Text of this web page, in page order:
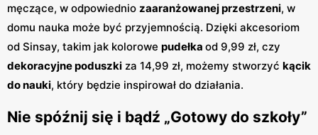
męczące, w odpowiednio zaaranżowanej przestrzeni, w
domu nauka może być przyjemnością. Dzięki akcesoriom
od Sinsay, takim jak kolorowe pudełka od 9,99 zł, czy
dekoracyjne poduszki za 14,99 zł, możemy stworzyć kącik
do nauki, który będzie inspirował do działania.
Nie spóźnij się i bądź „Gotowy do szkoły”